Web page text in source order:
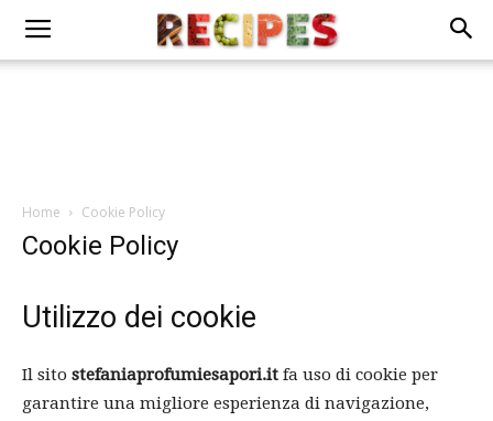
Home Cookie Policy
Cookie Policy
Utilizzo dei cookie
Il sito stefaniaprofumiesapori.it fa uso di cookie per
garantire una migliore esperienza di navigazione,